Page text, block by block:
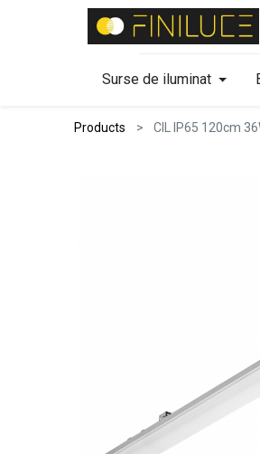
Surse de iluminat
Products CIL IP65 120cm